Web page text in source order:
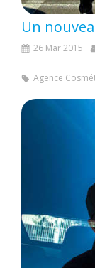
26 Mar 2015
Agence